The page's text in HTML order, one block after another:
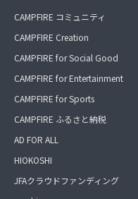
CAMPFIRE コミュニティ
CAMPFIRE Creation
CAMPFIRE for Social Good
CAMPFIRE for Entertainment
CAMPFIRE for Sports
CAMPFIRE ふるさと納税
AD FOR ALL
HIOKOSHI
JFAクラウドファンディング